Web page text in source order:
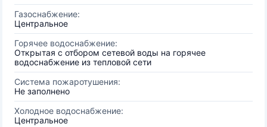
Газоснабжение:
Центральное
Горячее водоснабжение:
Открытая с отбором сетевой воды на горячее
водоснабжение из тепловой сети
Система пожаротушения:
Не заполнено
Холодное водоснабжение:
Центральное